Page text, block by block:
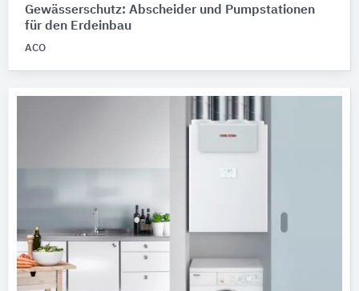
Gewässerschutz: Abscheider und Pumpstationen
für den Erdeinbau
ACO